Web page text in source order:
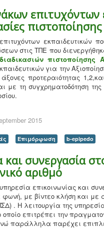
εκπαιδευτικών
στις ΤΠΕ που
πιστοποίησης
για την
προτεραιότητας
με τη συγχρηματοδότηση
2015
Επιμόρφωση b-epipedo
και συνεργασία
αριθμό
επικοινωνίας και
φωνή, με βίντεο κλήση και
. Η λειτουργία της
οποίο επιτρέπει την
παράλληλα παρέχει